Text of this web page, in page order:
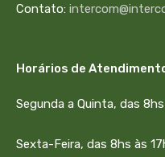
Contato:
Horários de
Segunda a Quinta, das
Sexta-Feira, das 8hs às